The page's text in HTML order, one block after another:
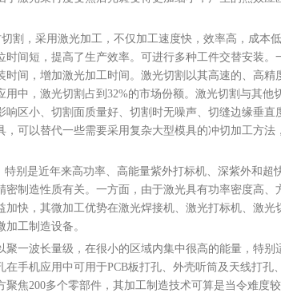
，采用激光加工，不仅加工速度快，效率高，成本
间短，提高了生产效率。可进行多种工件交替安装。
间，增加激光加工时间。激光切割以其高速的、高精
中，激光切割占到32%的市场份额。激光切割与其他
区小、切割面质量好、切割时无噪声、切缝边缘垂直
可以替代一些需要采用复杂大型模具的冲切加工方法
是近年来高功率、高能量紫外打标机、深紫外和超
制造性质有关。一方面，由于激光具有功率密度高、
快，其微加工优势在激光焊接机、激光打标机、激光
工制造设备。
波长量级，在很小的区域内集中很高的能量，特别
手机应用中可用于PCB板打孔、外壳听筒及天线打孔
焦200多个零部件，其加工制造技术可算是当令难度